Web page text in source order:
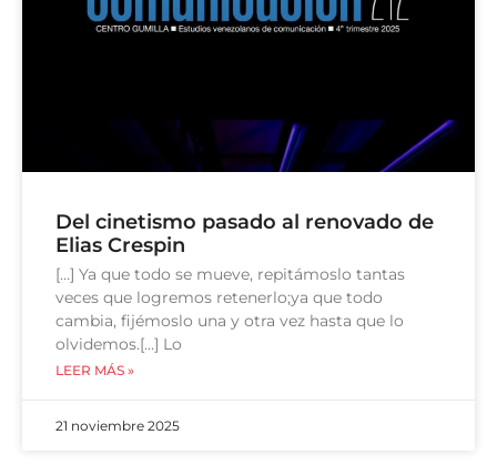
Del cinetismo pasado al renovado de
Elias Crespin
[…] Ya que todo se mueve, repitámoslo tantas
veces que logremos retenerlo;ya que todo
cambia, fijémoslo una y otra vez hasta que lo
olvidemos.[…] Lo
LEER MÁS »
21 noviembre 2025